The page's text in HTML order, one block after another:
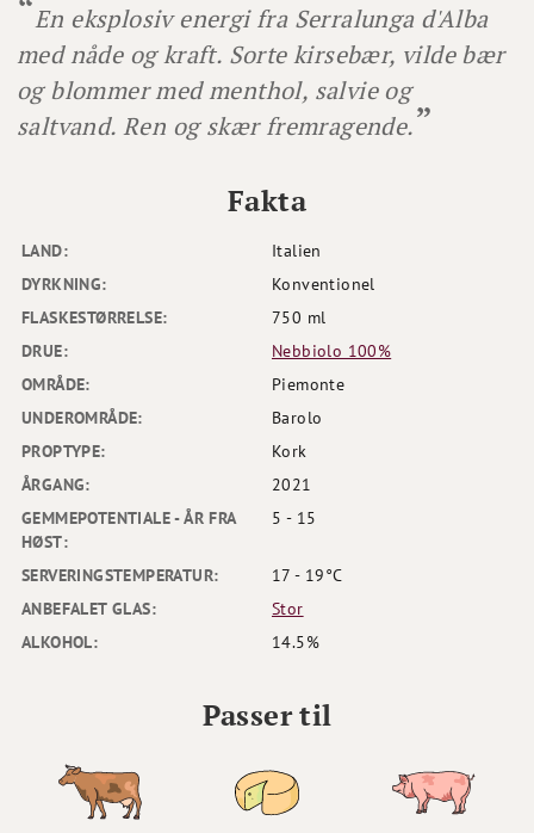
En eksplosiv energi fra Serralunga d'Alba
med nåde og kraft. Sorte kirsebær, vilde bær
og blommer med menthol, salvie og
saltvand. Ren og skær fremragende.
LAND:
Italien
DYRKNING:
Konventionel
FLASKESTØRRELSE:
750 ml
DRUE:
Nebbiolo 100%
OMRÅDE:
Piemonte
UNDEROMRÅDE:
Barolo
PROPTYPE:
Kork
ÅRGANG:
2021
GEMMEPOTENTIALE - ÅR FRA
HØST:
5 - 15
SERVERINGSTEMPERATUR:
17 - 19°C
ANBEFALET GLAS:
Stor
ALKOHOL:
14.5%
Fakta
Passer til